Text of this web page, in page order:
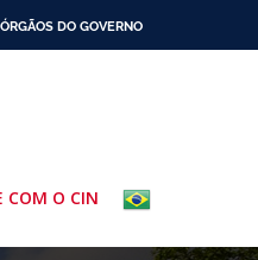
ÓRGÃOS DO GOVERNO
COM O CIN